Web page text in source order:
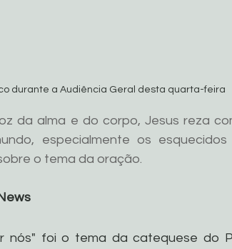
durante a Audiência Geral desta quarta-feira
da alma e do corpo, Jesus reza
especialmente os
o tema da oração.
nós" foi o tema da catequese do